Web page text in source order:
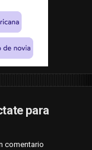
para
comentario